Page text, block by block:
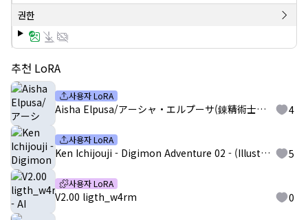
권한
추천 LoRA
사용자 LoRA
Aisha Elpusa/アーシャ・エルプーサ(錬精術士コレットのHな搾精物語 ～精液を集める錬精術士～) 4
사용자 LoRA
Ken Ichijouji - Digimon Adventure 02 - (Illustrious) 5
사용자 LoRA
V2.00 ligth_w4rm 0